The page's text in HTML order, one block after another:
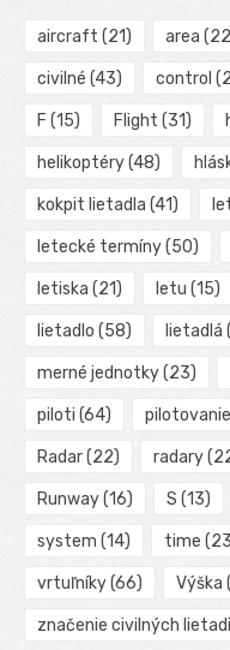
aircraft (21) area
civilné (43) control
F (15) Flight (31)
helikoptéry(48)
kokpit lietadla (41)
letecké termíny(50)
letiska (21) letu (15)
lietadlo (58) lietadlá
merné jednotky(23)
piloti (64)
Radar(22) radary
Runway(16) S (13)
system (14) time
vrtuľníky(66) Výška
značenie civilných